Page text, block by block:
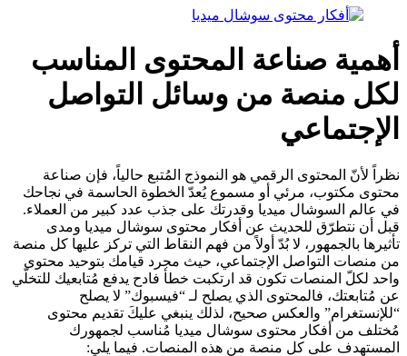
أهمية صناعة المحتوى المناسب
لكل منصة من وسائل التواصل
الإجتماعي
نظراً لأنّ المحتوى الرقمي هو النموذج المُتبع حالياً، فإن صناعة
محتوى مكتوب، مرئي أو مسموع يُعدّ الخطوة الحاسمة في نجاحك
في عالم السوشال ميديا وقدرتك على جذب عدد كبير من العملاء.
قبل أن نتطرّق للحديث عن أفكار محتوى سوشال ميديا ومدى
تأثيرها بالجمهور، لا بُدّ أولاً من فهم النقاط التي تركز عليها كل منصة
من منصات التواصل الإجتماعي، حيث مجرد قيامك بتوحيد محتوى
واحد لكلّ المنصات تكون قد ارتكبت خطأ فادح يدفع مُتابعيك للتخلّي
عن مُتابعتك، فالمحتوى الذي يصلح لـ “فيسبوك” لا يصلح
“للإنستغرام” والعكس صحيح، لذلك ينبغي عليكَ تقديم محتوى
مُختلف من أفكار محتوى سوشال ميديا مُناسب لجمهورك
المستهدف على كل منصة من هذه المنصات. فيما يلي: